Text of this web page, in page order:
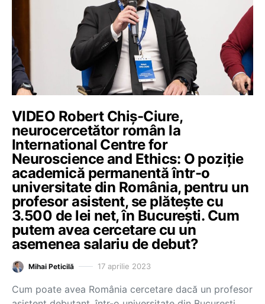
VIDEO Robert Chiș-Ciure,
neurocercetător român la
International Centre for
Neuroscience and Ethics: O poziție
academică permanentă într-o
universitate din România, pentru un
profesor asistent, se plătește cu
3.500 de lei net, în București. Cum
putem avea cercetare cu un
asemenea salariu de debut?
Mihai Peticilă 17 aprilie 2023
Cum poate avea România cercetare dacă un profesor